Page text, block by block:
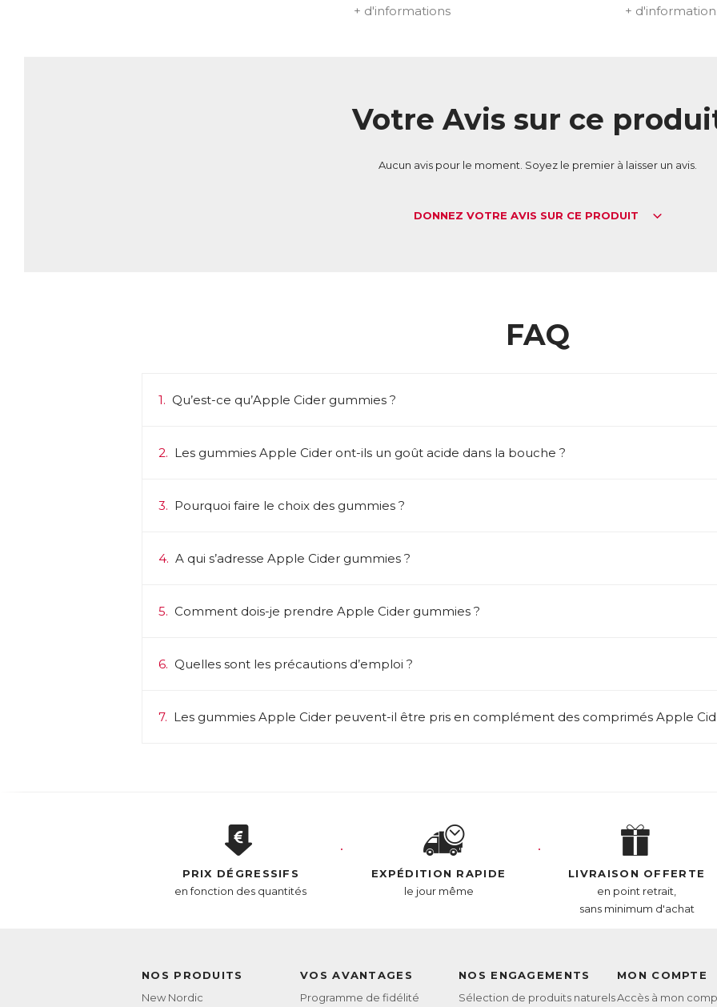
+ d'informations +
Votre Avis sur ce
Aucun avis pour le moment. Soyez le premier à laisser un avis.
DONNEZ VOTRE AVIS SUR CE PRODUIT
FAQ
1. Qu’est-ce qu’Apple Cider gummies ?
2. Les gummies Apple Cider ont-ils un goût acide dans la bouche ?
3. Pourquoi faire le choix des gummies ?
4. A qui s’adresse Apple Cider gummies ?
5. Comment dois-je prendre Apple Cider gummies ?
6. Quelles sont les précautions d’emploi ?
7. Les gummies Apple Cider peuvent-il être pris en complément des comprimés Apple
PRIX DÉGRESSIFS
en fonction des quantités
EXPÉDITION RAPIDE
le jour même
LIVRAISON OFFERTE
en point retrait,
sans minimum d'achat
NOS PRODUITS
New Nordic
VOS AVANTAGES
Programme de fidélité
NOS ENGAGEMENTS
Sélection de produits naturels
MON COMPTE
Accès à mon